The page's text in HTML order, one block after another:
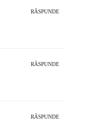
RĂSPUNDE
RĂSPUNDE
RĂSPUNDE